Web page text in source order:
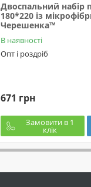
Двоспальний набір
180*220 із
Черешенка™
В наявності
Опт і роздріб
671 грн
Замовити в 1
клік